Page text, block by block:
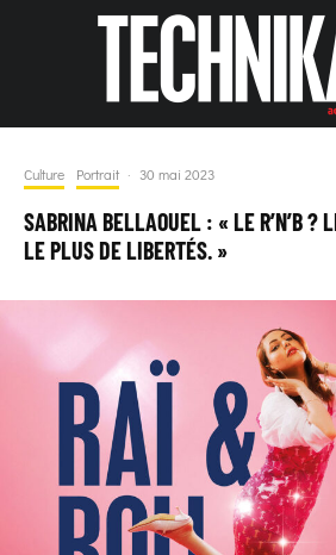
Culture Portrait · 30 mai 2023
SABRINA BELLAOUEL : « LE R’N’B ?
LE PLUS DE LIBERTÉS. »